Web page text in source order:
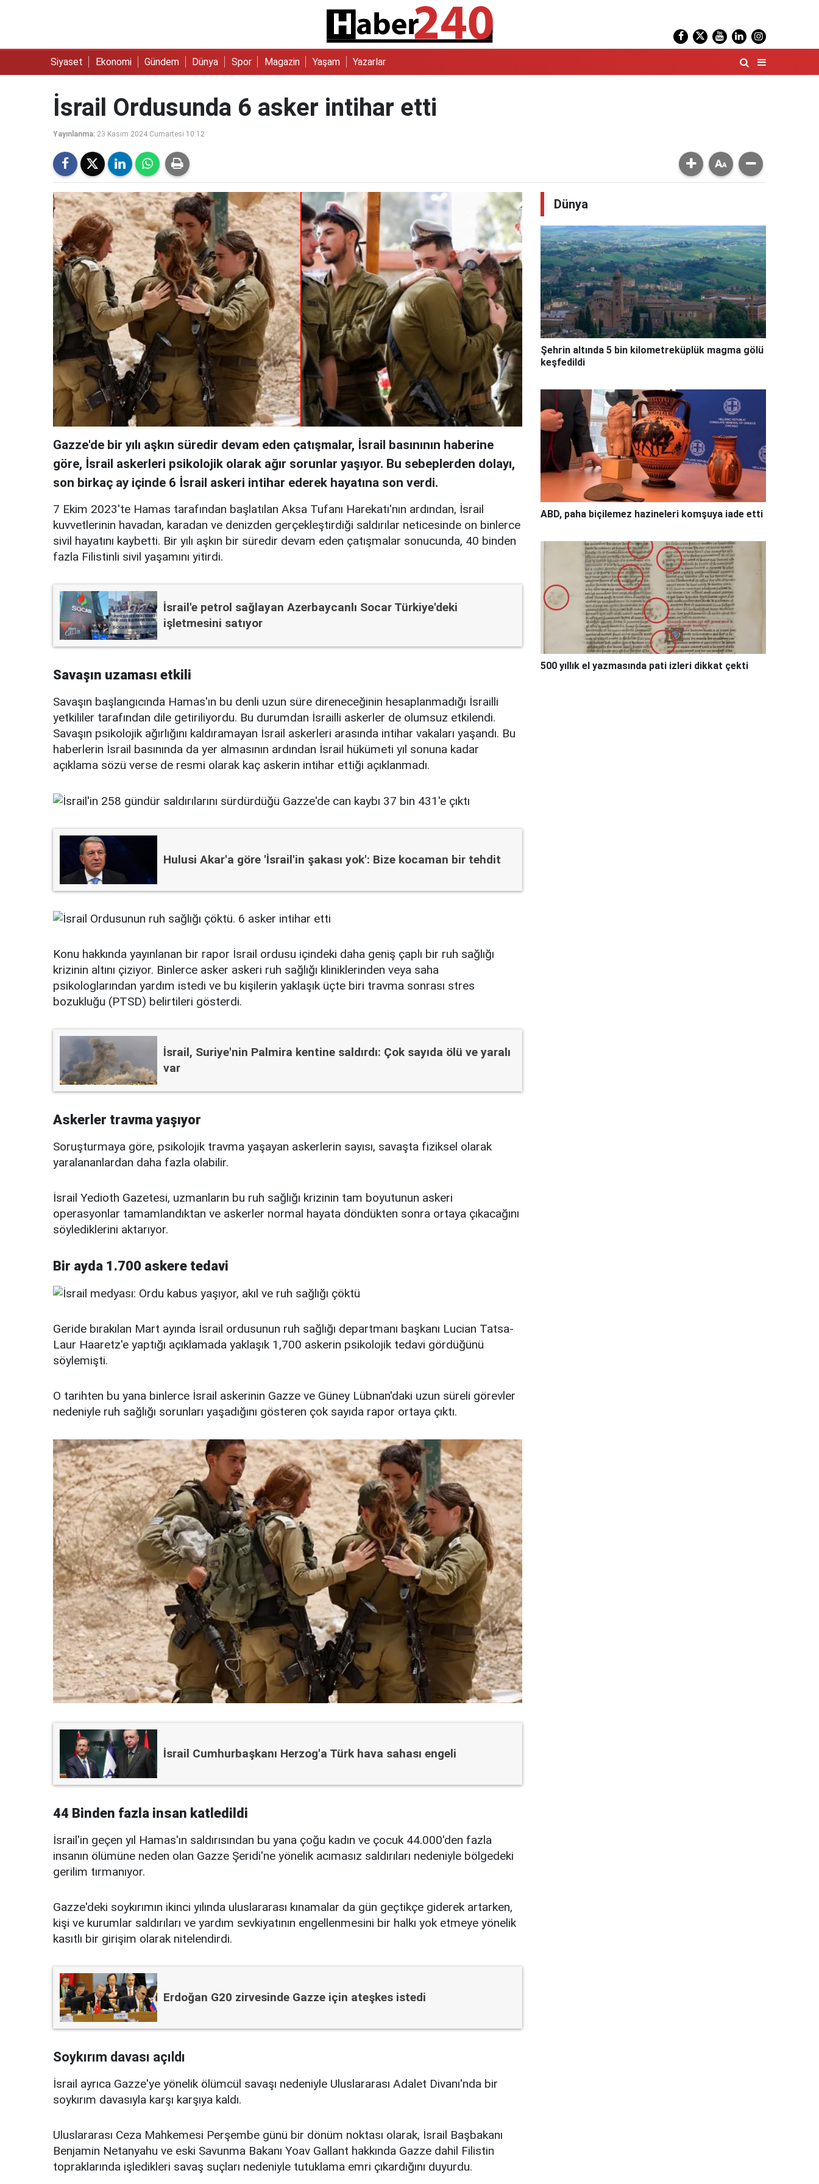
Siyaset Ekonomi Gündem Dünya Spor Magazin Yaşam Yazarlar
İsrail Ordusunda 6 asker intihar etti
Yayınlanma: 23 Kasım 2024 Cumartesi 10:12
Gazze'de bir yılı aşkın süredir devam eden çatışmalar, İsrail basınının haberine
göre, İsrail askerleri psikolojik olarak ağır sorunlar yaşıyor. Bu sebeplerden dolayı,
son birkaç ay içinde 6 İsrail askeri intihar ederek hayatına son verdi.
7 Ekim 2023'te Hamas tarafından başlatılan Aksa Tufanı Harekatı'nın ardından, İsrail
kuvvetlerinin havadan, karadan ve denizden gerçekleştirdiği saldırılar neticesinde on binlerce
sivil hayatını kaybetti. Bir yılı aşkın bir süredir devam eden çatışmalar sonucunda, 40 binden
fazla Filistinli sivil yaşamını yitirdi.
İsrail'e petrol sağlayan Azerbaycanlı Socar Türkiye'deki
işletmesini satıyor
Savaşın uzaması etkili
Savaşın başlangıcında Hamas'ın bu denli uzun süre direneceğinin hesaplanmadığı İsrailli
yetkililer tarafından dile getiriliyordu. Bu durumdan İsrailli askerler de olumsuz etkilendi.
Savaşın psikolojik ağırlığını kaldıramayan İsrail askerleri arasında intihar vakaları yaşandı. Bu
haberlerin İsrail basınında da yer almasının ardından İsrail hükümeti yıl sonuna kadar
açıklama sözü verse de resmi olarak kaç askerin intihar ettiği açıklanmadı.
Hulusi Akar'a göre 'İsrail'in şakası yok': Bize kocaman bir tehdit
Konu hakkında yayınlanan bir rapor İsrail ordusu içindeki daha geniş çaplı bir ruh sağlığı
krizinin altını çiziyor. Binlerce asker askeri ruh sağlığı kliniklerinden veya saha
psikologlarından yardım istedi ve bu kişilerin yaklaşık üçte biri travma sonrası stres
bozukluğu (PTSD) belirtileri gösterdi.
İsrail, Suriye'nin Palmira kentine saldırdı: Çok sayıda ölü ve yaralı
var
Askerler travma yaşıyor
Soruşturmaya göre, psikolojik travma yaşayan askerlerin sayısı, savaşta fiziksel olarak
yaralananlardan daha fazla olabilir.
İsrail Yedioth Gazetesi, uzmanların bu ruh sağlığı krizinin tam boyutunun askeri
operasyonlar tamamlandıktan ve askerler normal hayata döndükten sonra ortaya çıkacağını
söylediklerini aktarıyor.
Bir ayda 1.700 askere tedavi
Geride bırakılan Mart ayında İsrail ordusunun ruh sağlığı departmanı başkanı Lucian Tatsa-
Laur Haaretz'e yaptığı açıklamada yaklaşık 1,700 askerin psikolojik tedavi gördüğünü
söylemişti.
O tarihten bu yana binlerce İsrail askerinin Gazze ve Güney Lübnan'daki uzun süreli görevler
nedeniyle ruh sağlığı sorunları yaşadığını gösteren çok sayıda rapor ortaya çıktı.
İsrail Cumhurbaşkanı Herzog'a Türk hava sahası engeli
44 Binden fazla insan katledildi
İsrail'in geçen yıl Hamas'ın saldırısından bu yana çoğu kadın ve çocuk 44.000'den fazla
insanın ölümüne neden olan Gazze Şeridi'ne yönelik acımasız saldırıları nedeniyle bölgedeki
gerilim tırmanıyor.
Gazze'deki soykırımın ikinci yılında uluslararası kınamalar da gün geçtikçe giderek artarken,
kişi ve kurumlar saldırıları ve yardım sevkiyatının engellenmesini bir halkı yok etmeye yönelik
kasıtlı bir girişim olarak nitelendirdi.
Erdoğan G20 zirvesinde Gazze için ateşkes istedi
Soykırım davası açıldı
İsrail ayrıca Gazze'ye yönelik ölümcül savaşı nedeniyle Uluslararası Adalet Divanı'nda bir
soykırım davasıyla karşı karşıya kaldı.
Uluslararası Ceza Mahkemesi Perşembe günü bir dönüm noktası olarak, İsrail Başbakanı
Benjamin Netanyahu ve eski Savunma Bakanı Yoav Gallant hakkında Gazze dahil Filistin
topraklarında işledikleri savaş suçları nedeniyle tutuklama emri çıkardığını duyurdu.
Dünya
Şehrin altında 5 bin kilometreküplük magma gölü
keşfedildi
ABD, paha biçilemez hazineleri komşuya iade etti
500 yıllık el yazmasında pati izleri dikkat çekti